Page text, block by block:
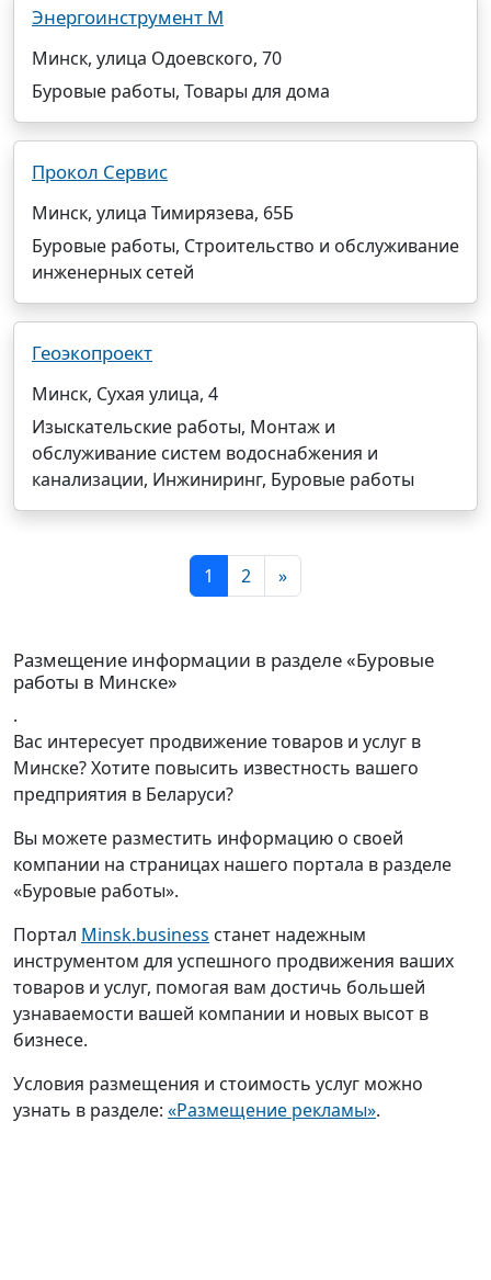
Энергоинструмент М
Минск, улица Одоевского, 70
Буровые работы, Товары для дома
Прокол Сервис
Минск, улица Тимирязева, 65Б
Буровые работы, Строительство и обслуживание
инженерных сетей
Геоэкопроект
Минск, Сухая улица, 4
Изыскательские работы, Монтаж и
обслуживание систем водоснабжения и
канализации, Инжиниринг, Буровые работы
1 2 »
Размещение информации в разделе «Буровые
работы в Минске»
.
Вас интересует продвижение товаров и услуг в
Минске? Хотите повысить известность вашего
предприятия в Беларуси?
Вы можете разместить информацию о своей
компании на страницах нашего портала в разделе
«Буровые работы».
Портал Minsk.business станет надежным
инструментом для успешного продвижения ваших
товаров и услуг, помогая вам достичь большей
узнаваемости вашей компании и новых высот в
бизнесе.
Условия размещения и стоимость услуг можно
узнать в разделе: «Размещение рекламы».